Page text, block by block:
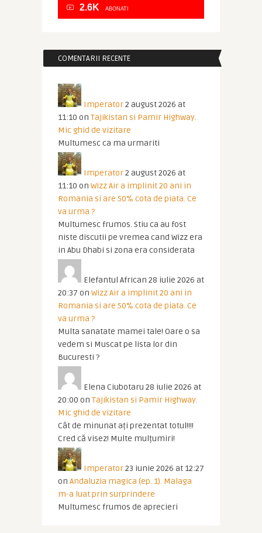
2.6K ABONATI
COMENTARII RECENTE
Imperator2 august 2026 at
11:10 on Tajikistan si Pamir Highway.
Mic ghid de vizitare
Multumesc ca ma urmariti
Imperator2 august 2026 at
11:10 on Wizz Air a implinit 20 ani in
Romania si are 50% cota de piata. Ce
va urma ?
Multumesc frumos. Stiu ca au fost
niste discutii pe vremea cand Wizz era
in Abu Dhabi si zona era considerata
Elefantul African 28 iulie 2026 at
20:37 on Wizz Air a implinit 20 ani in
Romania si are 50% cota de piata. Ce
va urma ?
Multa sanatate mamei tale! Oare o sa
vedem si Muscat pe lista lor din
Bucuresti ?
Elena Ciubotaru 28 iulie 2026 at
20:00 on Tajikistan si Pamir Highway.
Mic ghid de vizitare
Cât de minunat ați prezentat totul!!!!
Cred că visez! Multe mulțumiri!
Imperator23 iunie 2026 at 12:27
on Andaluzia magica (ep. 1). Malaga
m-a luat prin surprindere
Multumesc frumos de aprecieri